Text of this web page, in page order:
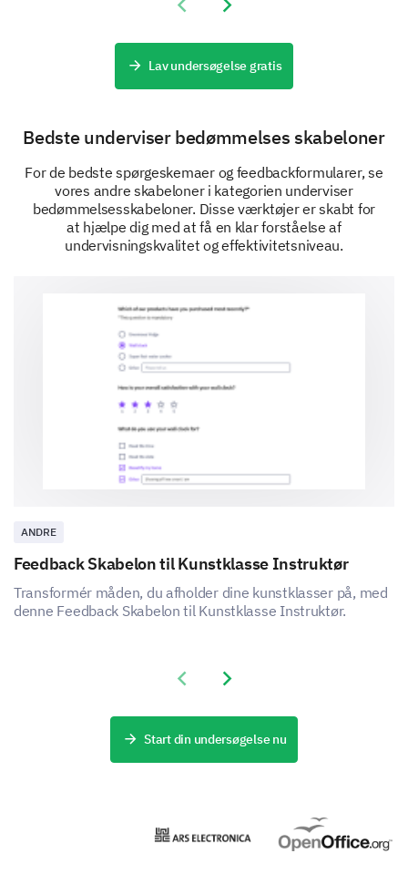
Previous slide
Next slide
Lav undersøgelse gratis
Bedste underviser bedømmelses skabeloner
For de bedste spørgeskemaer og feedbackformularer, se
vores andre skabeloner i kategorien underviser
bedømmelsesskabeloner. Disse værktøjer er skabt for
at hjælpe dig med at få en klar forståelse af
undervisningskvalitet og effektivitetsniveau.
ANDRE
Feedback Skabelon til Kunstklasse Instruktør
Transformér måden, du afholder dine kunstklasser på, med
denne Feedback Skabelon til Kunstklasse Instruktør.
Previous slide
Next slide
Start din undersøgelse nu